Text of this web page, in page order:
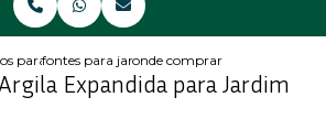
para jardins
fontes para jardimonde comprar argila
Expandida para Jardim